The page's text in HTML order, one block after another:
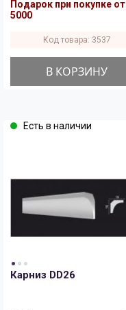
Подарок при покупке от
5000
Код товара: 3537
В КОРЗИНУ
Есть в наличии
Карниз DD26